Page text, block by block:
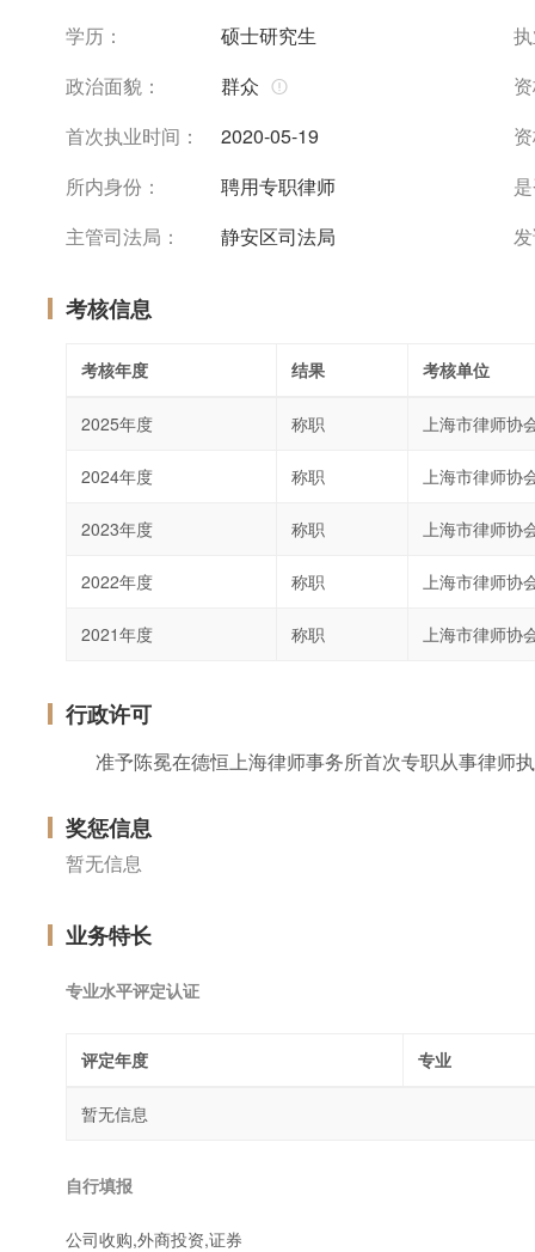
学历：
硕士研究生
政治面貌：
群众
首次执业时间：
2020-05-19
所内身份：
聘用专职律师
主管司法局：
静安区司法局
考核信息
考核年度 结果 考核单位
2025年度 称职 上海市律师协
2024年度 称职 上海市律师协
2023年度 称职 上海市律师协
2022年度 称职 上海市律师协
2021年度 称职 上海市律师协
行政许可
准予陈冕在德恒上海律师事务所首次专职从事律师
奖惩信息
暂无信息
业务特长
专业水平评定认证
评定年度 专业
暂无信息
自行填报
公司收购,外商投资,证券